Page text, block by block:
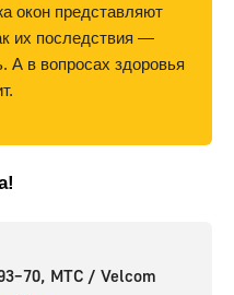
окон представляют
их последствия —
А в вопросах здоровья
МТС / Velcom